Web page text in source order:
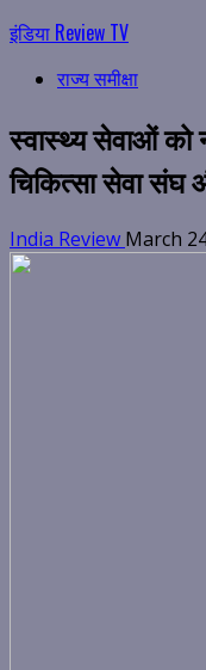
इंडिया Review TV
राज्य समीक्षा
स्वास्थ्य सेवाओं को
चिकित्सा सेवा
India Review March